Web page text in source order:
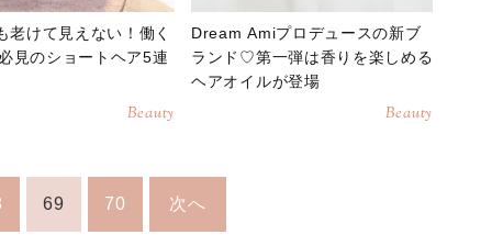
老けて見えない！働く
見のショートヘア5連
Beauty
Dream Amiプロデュースの新ブ
ランド♡第一弾は香りを楽しめる
ヘアオイルが登場
Beauty
69 70 次へ